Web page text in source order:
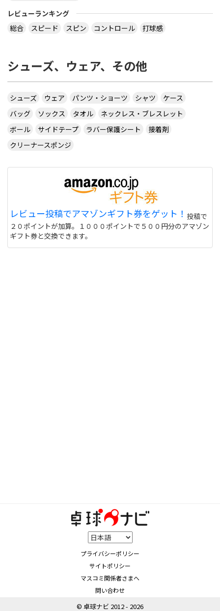
レビューランキング
総合
スピード スピン コントロール 打球感
シューズ、ウェア、その他
シューズ ウェア パンツ・ショーツ シャツ
ケース
バッグ
ソックス タオル
ネックレス・ブレスレット
ボール
サイドテープ ラバー保護シート
接着剤
クリーナースポンジ
レビュー投稿でアマゾンギフト券をゲット！ 投稿で
２０ポイントが加算。１０００ポイントで５００円分のアマゾン
ギフト券と交換できます。
プライバシーポリシー
サイトポリシー
マスコミ関係者さまへ
問い合わせ
© 卓球ナビ 2012 - 2026